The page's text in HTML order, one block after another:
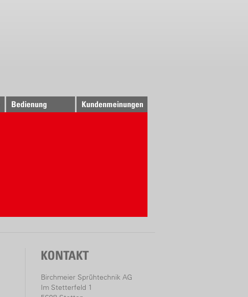
Bedienung Kundenmeinungen
KONTAKT
Birchmeier Sprühtechnik AG
Im Stetterfeld 1